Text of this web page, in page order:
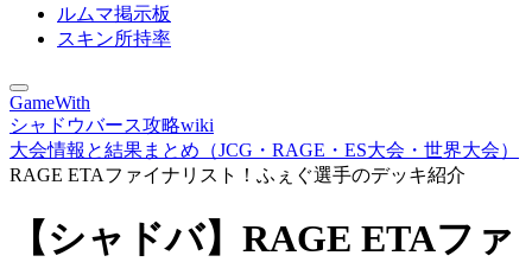
ルムマ掲示板
スキン所持率
GameWith
シャドウバース攻略wiki
大会情報と結果まとめ（JCG・RAGE・ES大会・世界大会）
RAGE ETAファイナリスト！ふぇぐ選手のデッキ紹介
【シャドバ】RAGE ETAファ